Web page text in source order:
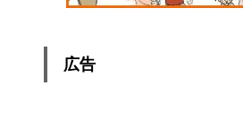
広告